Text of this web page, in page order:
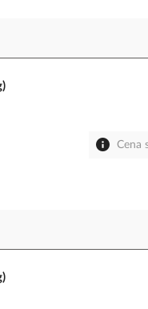
Cena